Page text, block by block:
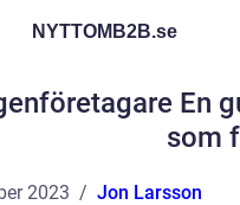
NYTTOMB2B.se
En
som
2023 Jon Larsson